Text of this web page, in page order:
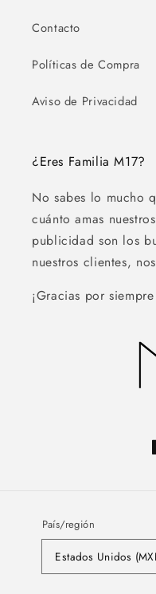
Contacto
Políticas de Compra
Aviso de Privacidad
¿Eres Familia M17?
No sabes lo mucho
cuánto amas
publicidad son los
nuestros clientes,
¡Gracias por
País/región
Estados Unidos